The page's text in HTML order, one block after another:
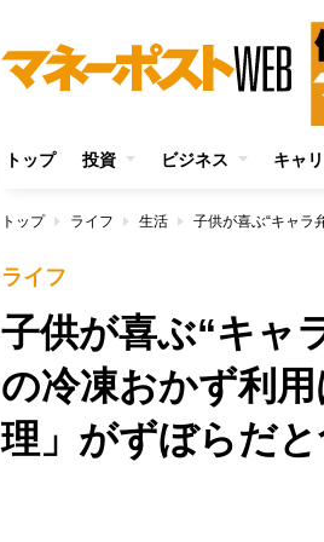
トップ 投資 ビジネス キャ
トップ ライフ 生活
ライフ
子供が喜ぶ“キャ
の冷凍おかず利
理」がずぼらだ